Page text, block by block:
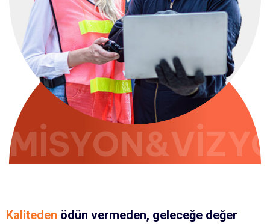
Kaliteden ödün vermeden, geleceğe değer